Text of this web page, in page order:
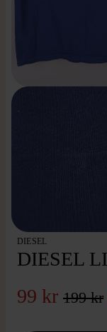
DIESEL
DIESEL
99 kr 199 kr